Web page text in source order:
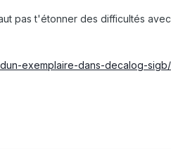
pas t'étonner des difficultés avec
exemplaire-dans-decalog-sigb/